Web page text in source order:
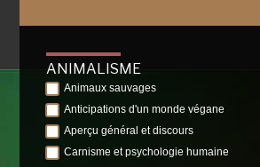
ANIMALISME
Animaux sauvages
Anticipations d'un monde végane
Aperçu général et discours
Carnisme et psychologie humaine